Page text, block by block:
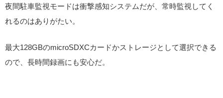
夜間駐車監視モードは衝撃感知システムだが、常時監視してく
れるのはありがたい。
最大128GBのmicroSDXCカードかストレージとして選択できる
ので、長時間録画にも安心だ。